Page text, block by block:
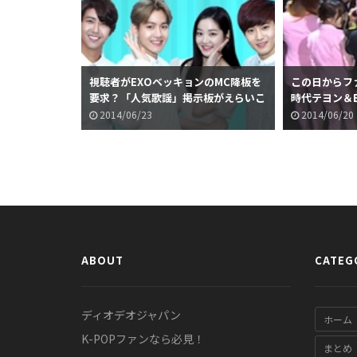
視聴者がEXOベッキョンのMC降板を
要求？「人気歌謡」掲示板がえらいこ
とになっている件
2014/06/23
この日から
時代テヨン＆
歌謡」映像が
2014/06/20
ABOUT
ディオデオジャパン
K-POPファンなら必見！
ホーム
まとめ